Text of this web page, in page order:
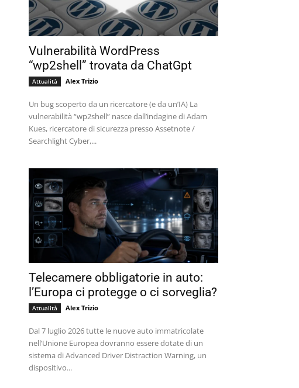
Vulnerabilità WordPress
“wp2shell” trovata da ChatGpt
Attualità Alex Trizio
Un bug scoperto da un ricercatore (e da un’IA) La
vulnerabilità “wp2shell” nasce dall’indagine di Adam
Kues, ricercatore di sicurezza presso Assetnote /
Searchlight Cyber,...
Telecamere obbligatorie in auto:
l’Europa ci protegge o ci sorveglia?
Attualità Alex Trizio
Dal 7 luglio 2026 tutte le nuove auto immatricolate
nell’Unione Europea dovranno essere dotate di un
sistema di Advanced Driver Distraction Warning, un
dispositivo...